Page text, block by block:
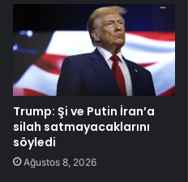
Trump: Şi ve Putin İran’a
silah satmayacaklarını
söyledi
Ağustos 8, 2026